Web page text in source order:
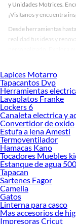
y Unidades Motrices.
¡Visítanos y encuentra
Desde herramientas
realidad tus ideas y
accesorios de calidad
Desde remodelaciones
tus ideas realidad.
Sondas Vibradoras y
Explora la variedad de
Motrices en Sodimac
Herramientas, materiales
renovación de espacios.
ofrecerte!
Encuentra una amplia
Motrices en Sodimac.
renovación y decoración.
Lapices Motarro
Tapacantos Dvp
Herramientas
Lavaplatos Franke
Lockers 6
Canaleta electrica y
Convertidor de oxido
Estufa a lena Amesti
Termoventilador
Hamacas Kano
Tocadores Muebles
Estanque de agua
Tapacan
Sartenes Fagor
Camelia
Gatos
Linterna para casco
Mas accesorios de
Impresoras Cricut